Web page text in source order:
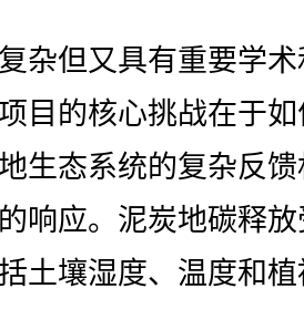
但又具有重要学术
目的核心挑战在于
生态系统的复杂反
响应。泥炭地碳释
土壤湿度、温度和